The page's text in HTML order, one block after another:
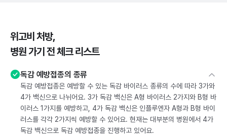
위고비 처방,
병원 가기 전 체크 리스트
독감 예방접종의 종류
독감 예방접종은 예방할 수 있는 독감 바이러스 종류의 수에 따라 3가와
4가 백신으로 나뉘어요. 3가 독감 백신은 A형 바이러스 2가지와 B형 바
이러스 1가지를 예방하고, 4가 독감 백신은 인플루엔자 A형과 B형 바이
러스를 각각 2가지씩 예방할 수 있어요. 현재는 대부분의 병원에서 4가
독감 백신으로 독감 예방접종을 진행하고 있어요.